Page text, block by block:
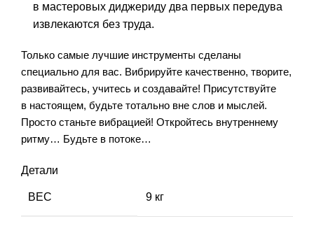
в мастеровых диджериду два первых передува
извлекаются без труда.
Только самые лучшие инструменты сделаны
специально для вас. Вибрируйте качественно, творите,
развивайтесь, учитесь и создавайте! Присутствуйте
в настоящем, будьте тотально вне слов и мыслей.
Просто станьте вибрацией! Откройтесь внутреннему
ритму… Будьте в потоке…
Детали
ВЕС 9 кг